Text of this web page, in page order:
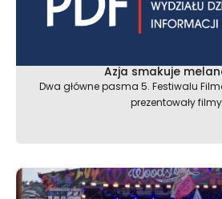
Azja smakuje
Dwa główne pasma 5. Festiwalu
prezentowały